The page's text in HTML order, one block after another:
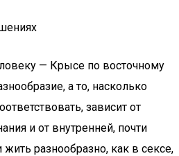
— Крысе по восточному
а то, насколько
зависит от
и от внутренней, почти
жить разнообразно, как в сексе,